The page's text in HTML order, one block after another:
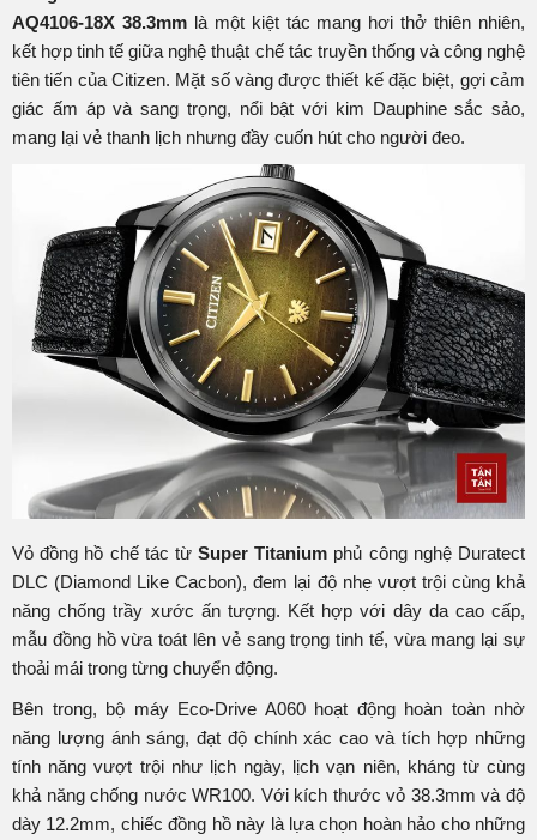
AQ4106-18X 38.3mmlà một kiệt tác mang hơi thở thiên nhiên,
kết hợp tinh tế giữa nghệ thuật chế tác truyền thống và công nghệ
tiên tiến của Citizen. Mặt số vàng được thiết kế đặc biệt, gợi cảm
giác ấm áp và sang trọng, nổi bật với kim Dauphine sắc sảo,
mang lại vẻ thanh lịch nhưng đầy cuốn hút cho người đeo.
Vỏ đồng hồ chế tác từSuper Titanium phủ công nghệ Duratect
DLC (Diamond Like Cacbon), đem lại độ nhẹ vượt trội cùng khả
năng chống trầy xước ấn tượng. Kết hợp với dây da cao cấp,
mẫu đồng hồ vừa toát lên vẻ sang trọng tinh tế, vừa mang lại sự
thoải mái trong từng chuyển động.
Bên trong, bộ máy Eco-Drive A060 hoạt động hoàn toàn nhờ
năng lượng ánh sáng, đạt độ chính xác cao và tích hợp những
tính năng vượt trội như lịch ngày, lịch vạn niên, kháng từ cùng
khả năng chống nước WR100. Với kích thước vỏ 38.3mm và độ
dày 12.2mm, chiếc đồng hồ này là lựa chọn hoàn hảo cho những